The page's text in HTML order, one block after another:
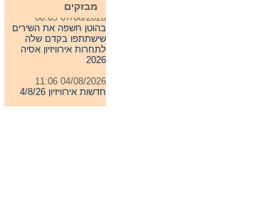
מבזקים
07/08/2026 00:05
בהוטן חשפה את השירים
שישתתפו בקדם שלה
לתחרות אירוויזיון אסיה
2026
04/08/2026 11:06
חדשות אירוויזיון 4/8/26